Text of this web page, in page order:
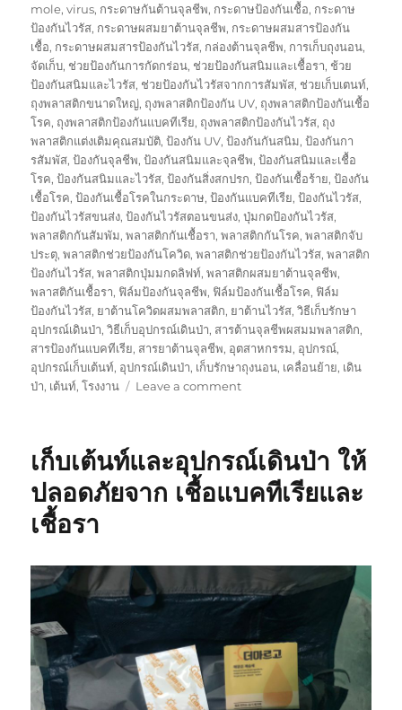
mole,virus, กระดาษกันต้านจุลชีพ, กระดาษป้องกันเชื้อ, กระดาษ
ป้องกันไวรัส, กระดาษผสมยาต้านจุลชีพ, กระดาษผสมสารป้องกัน
เชื้อ, กระดาษผสมสารป้องกันไวรัส, กล่องต้านจุลชีพ, การเก็บถุงนอน,
จัดเก็บ, ช่วยป้องกันการกัดกร่อน, ช่วยป้องกันสนิมและเชื้อรา, ช้วย
ป้องกันสนิมและไวรัส, ช่วยป้องกันไวรัสจากการสัมพัส, ช่วยเก็บเตนท์,
ถุงพลาสติกขนาดใหญ่, ถุงพลาสติกป้องกัน UV, ถุงพลาสติกป้องกันเชื้อ
โรค, ถุงพลาสติกป้องกันแบคทีเรีย, ถุงพลาสติกป้องกันไวรัส, ถุง
พลาสติกแต่งเติมคุณสมบัติ,ป้องกัน UV,ป้องกันกันสนิม,ป้องกันกา
รสัมพัส,ป้องกันจุลชีพ,ป้องกันสนิมและจุลชีพ,ป้องกันสนิมและเชื้อ
โรค,ป้องกันสนิมและไวรัส,ป้องกันสิ่งสกปรก,ป้องกันเชื้อร้าย,ป้องกัน
เชื้อโรค,ป้องกันเชื้อโรคในกระดาษ,ป้องกันแบคทีเรีย,ป้องกันไวรัส,
ป้องกันไวรัสขนส่ง,ป้องกันไวรัสตอนขนส่ง,ปุ่มกดป้องกันไวรัส,
พลาสติกกันสัมพัม,พลาสติกกันเชื้อรา,พลาสติกกันโรค,พลาสติกจับ
ประตุ,พลาสติกช่วยป้องกันโควิด,พลาสติกช่วยป้องกันไวรัส,พลาสติก
ป้องกันไวรัส,พลาสติกปุ่มมกดลิฟท์,พลาสติกผสมยาต้านจุลชีพ,
พลาสติกันเชื้อรา, ฟิล์มป้องกันจุลชีพ, ฟิล์มป้องกันเชื้อโรค, ฟิล์ม
ป้องกันไวรัส, ยาต้านโควิดผสมพลาสติก, ยาต้านไวรัส,วิธีเก็บรักษา
อุปกรณ์เดินป่า,วิธีเก็บอุปกรณ์เดินป่า, สารต้านจุลชีพผสมมพลาสติก,
สารป้องกันแบคทีเรีย, สารยาต้านจุลชีพ, อุตสาหกรรม, อุปกรณ์,
อุปกรณ์เก็บเต้นท์, อุปกรณ์เดินป่า, เก็บรักษาถุงนอน, เคลื่อนย้าย, เดิน
ป่า, เต้นท์,โรงงาน Leave a commenton
จุลชีพ
ทำไม
ถึง
เรา
ดี
กว่า
คู่
แข่ง
ไง
เก็บเต้นท์และอุปกรณ์เดินป่า ให้
ปลอดภัยจาก เชื้อแบคทีเรียและ
เชื้อรา